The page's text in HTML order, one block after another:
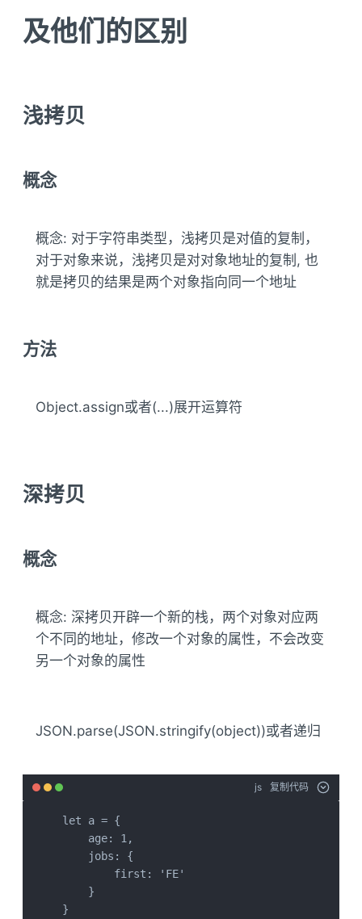
及他们的区别
浅拷贝
概念
概念: 对于字符串类型，浅拷贝是对值的复制，
对于对象来说，浅拷贝是对对象地址的复制, 也
就是拷贝的结果是两个对象指向同一个地址
方法
Object.assign或者(...)展开运算符
深拷贝
概念
概念: 深拷贝开辟一个新的栈，两个对象对应两
个不同的地址，修改一个对象的属性，不会改变
另一个对象的属性
JSON.parse(JSON.stringify(object))或者递归
js 复制代码
let a = {
    age: 1,
    jobs: {
        first: 'FE'
    }
}